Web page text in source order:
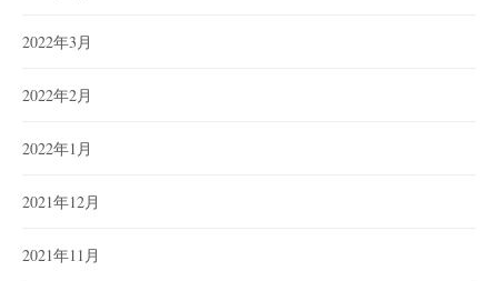
2022年3月
2022年2月
2022年1月
2021年12月
2021年11月